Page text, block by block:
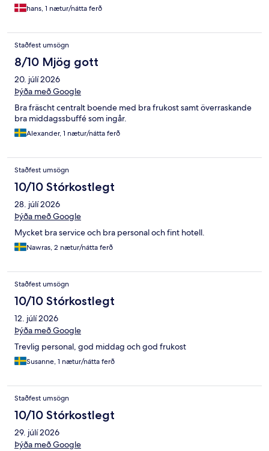
hans, 1 nætur/nátta ferð
Staðfest umsögn
8/10 Mjög gott
20. júlí 2026
Þýða með Google
Bra fräscht centralt boende med bra frukost samt överraskande
bra middagssbuffé som ingår.
Alexander, 1 nætur/nátta ferð
Staðfest umsögn
10/10 Stórkostlegt
28. júlí 2026
Þýða með Google
Mycket bra service och bra personal och fint hotell.
Nawras, 2 nætur/nátta ferð
Staðfest umsögn
10/10 Stórkostlegt
12. júlí 2026
Þýða með Google
Trevlig personal, god middag och god frukost
Susanne, 1 nætur/nátta ferð
Staðfest umsögn
10/10 Stórkostlegt
29. júlí 2026
Þýða með Google